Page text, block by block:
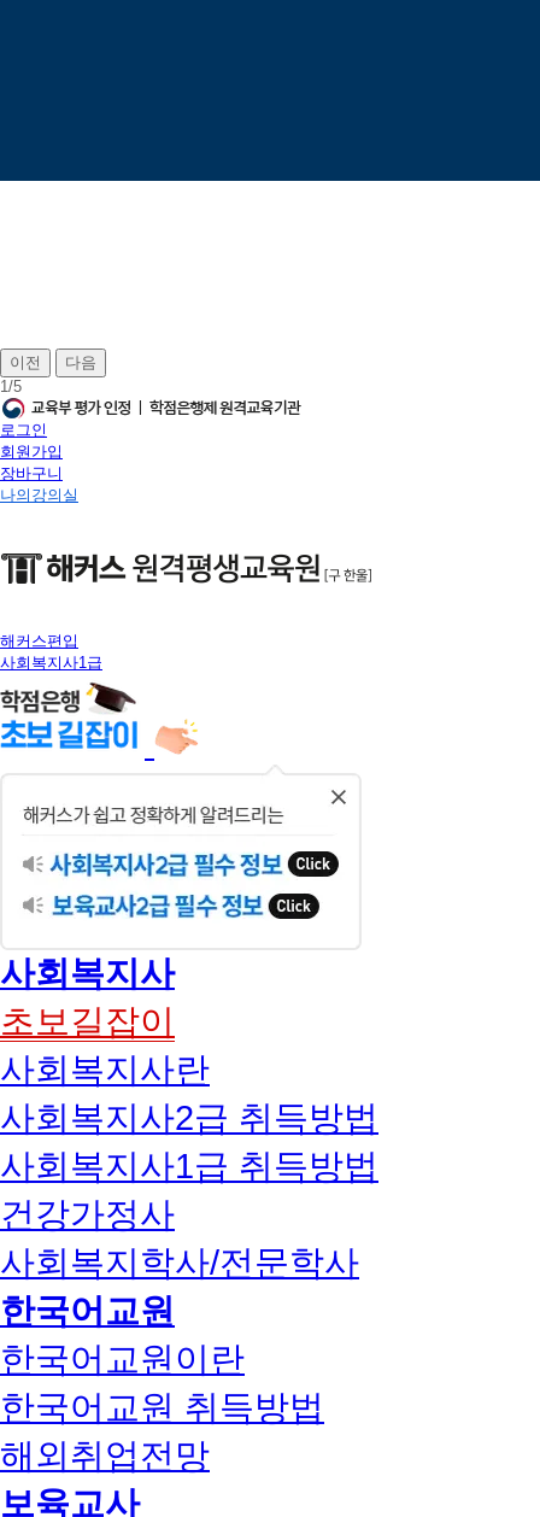
이전
다음
1/5
로그인
회원가입
장바구니
나의강의실
해커스편입
사회복지사1급
사회복지사
초보길잡이
사회복지사란
사회복지사2급 취득방법
사회복지사1급 취득방법
건강가정사
사회복지학사/전문학사
한국어교원
한국어교원이란
한국어교원 취득방법
해외취업전망
보육교사